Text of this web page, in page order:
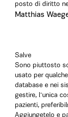
posto di diritto
Matthias
Salve
Sono piuttosto
usato per
database e nei
gestire, l'unica
pazienti,
Aggiungetelo e